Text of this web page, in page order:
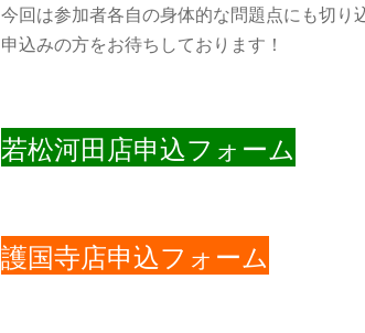
今回は参加者各自の身体的な問題点にも切
申込みの方をお待ちしております！
若松河田店申込フォーム
護国寺店申込フォーム